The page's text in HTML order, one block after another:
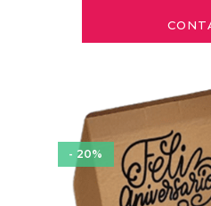
- 20%